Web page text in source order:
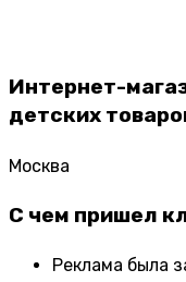
Интернет-
детских
Москва
С чем пришел
Реклама была